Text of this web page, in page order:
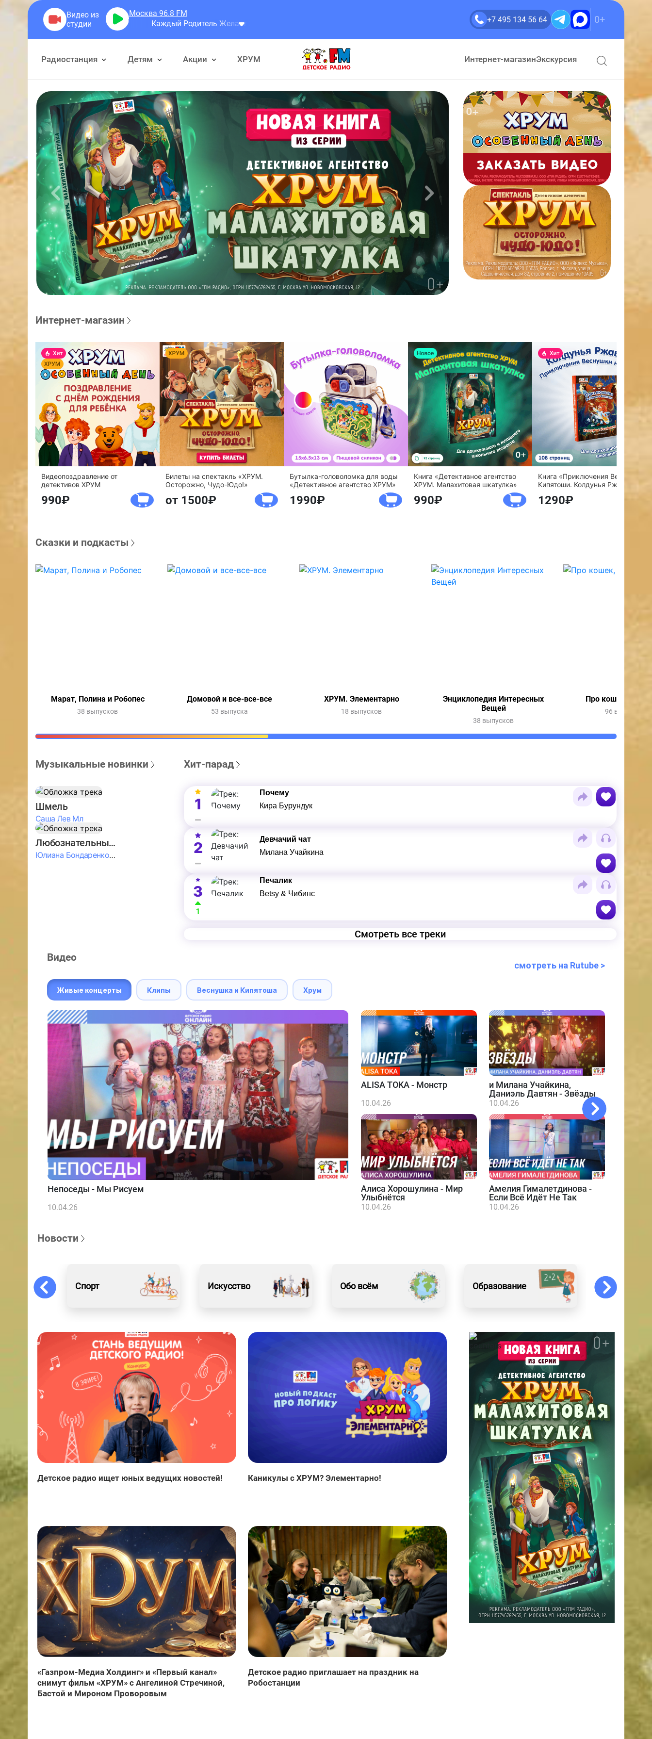
Москва 96.8 FM
Каждый Родитель Желает Знать
Каждый Родитель Желает Знать +7 495 134 56 64 0+
Радиостанция Детям Акции ХРУМ Интернет-магазинЭкскурсия
Интернет-магазин
Видеопоздравление от
детективов ХРУМ
990
Билеты на спектакль «ХРУМ.
Осторожно, Чудо-Юдо!»
от 1500
Бутылка-головоломка для воды
«Детективное агентство ХРУМ»
1990
Книга «Детективное агентство
ХРУМ. Малахитовая шкатулка»
990
Книга «Приключения Веснушки и
Кипятоши. Колдунья Ржавелла»
1290
Сказки и подкасты
Марат, Полина и Робопес
38 выпусков
Домовой и все-все-все
53 выпуска
ХРУМ. Элементарно
18 выпусков
Энциклопедия Интересных
Вещей
38 выпусков
Про кошек, про
96 выпусков
Музыкальные новинки
Шмель
Саша Лев Мл
Любознательные Дети
Юлиана Бондаренко & Амелия Колпакова & Егор Егоров & Валерия Шевченко & Ксюша Косичкина
Хит-парад
1
Почему
Кира Бурундук
2
Девчачий чат
Милана Учайкина
3
1
Печалик
Betsy & Чибинс
Смотреть все треки
Видео
смотреть на Rutube >
Живые концерты Клипы Веснушка и Кипятоша Хрум
Непоседы - Мы Рисуем
10.04.26
ALISA TOKA - Монстр
10.04.26
и Милана Учайкина,
Даниэль Давтян - Звёзды
10.04.26
Алиса Хорошулина - Мир
Улыбнётся
10.04.26
Амелия Гималетдинова -
Если Всё Идёт Не Так
10.04.26
Новости
Спорт Искусство Обо всём Образование События
Детское радио ищет юных ведущих новостей! Каникулы с ХРУМ? Элементарно!
«Газпром-Медиа Холдинг» и «Первый канал»
снимут фильм «ХРУМ» с Ангелиной Стречиной,
Бастой и Мироном Проворовым
Детское радио приглашает на праздник на
Робостанции